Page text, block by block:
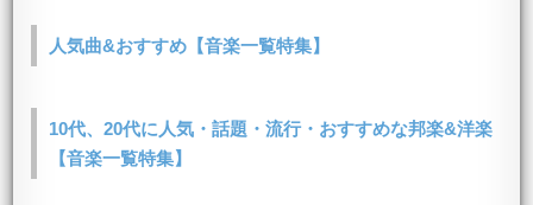
人気曲&おすすめ【音楽一覧特集】
10代、20代に人気・話題・流行・おすすめな邦楽&洋楽
【音楽一覧特集】